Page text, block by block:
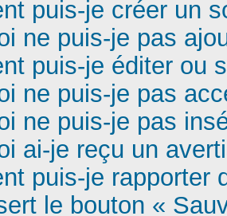
puis-je créer un
ne puis-je pas
puis-je éditer ou
ne puis-je pas
ne puis-je pas
ai-je reçu un
puis-je rapporter
le bouton «